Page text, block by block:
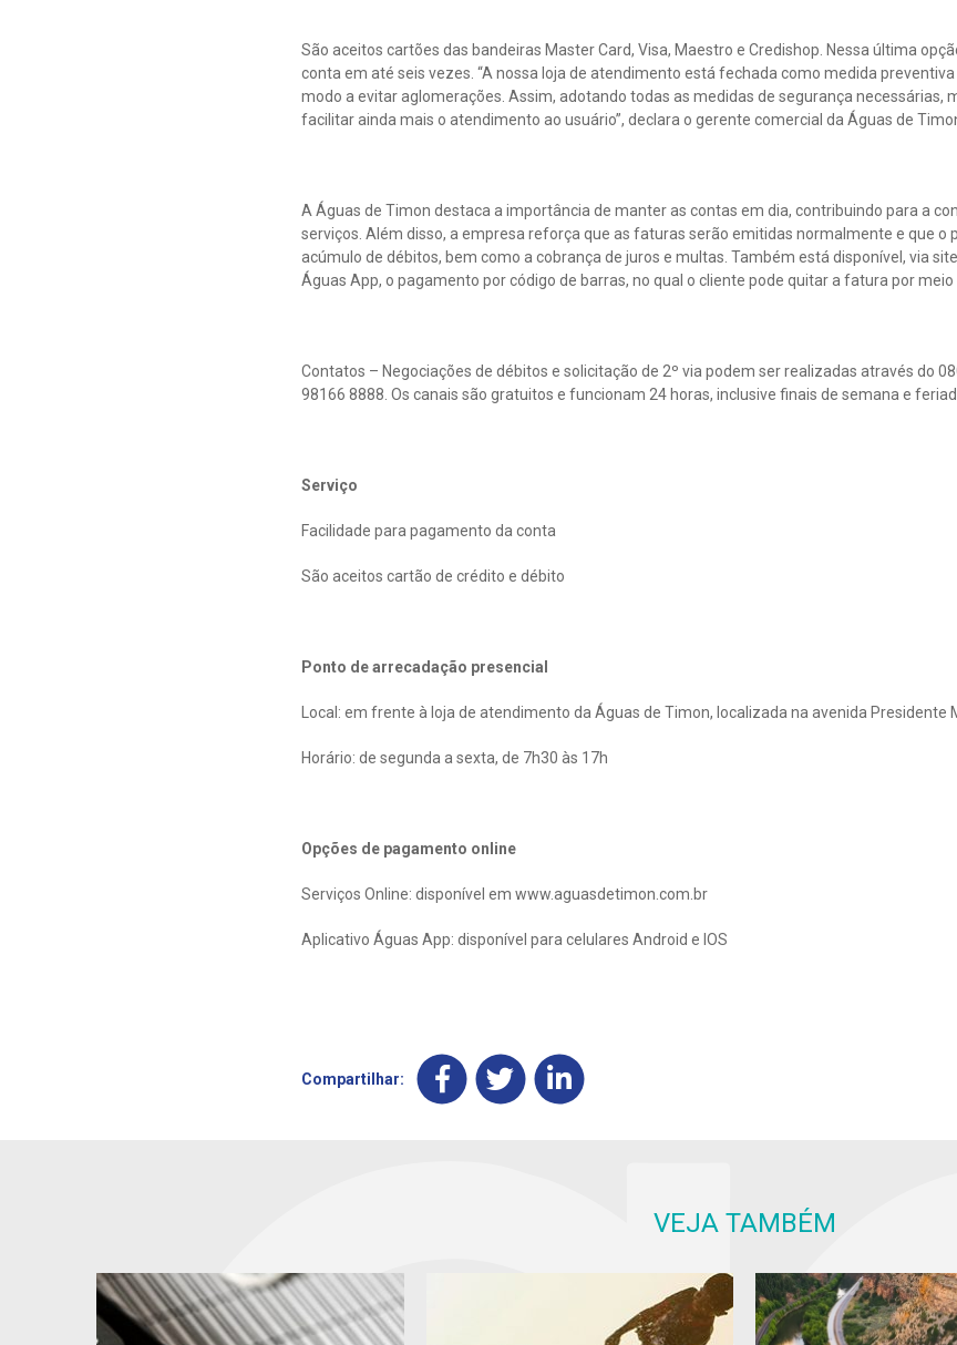
São aceitos cartões das bandeiras Master Card, Visa, Maestro e Credishop. Nessa última
conta em até seis vezes. “A nossa loja de atendimento está fechada como medida
modo a evitar aglomerações. Assim, adotando todas as medidas de segurança necessárias,
facilitar ainda mais o atendimento ao usuário”, declara o gerente comercial da Águas de
A Águas de Timon destaca a importância de manter as contas em dia, contribuindo para a
serviços. Além disso, a empresa reforça que as faturas serão emitidas normalmente e que o
acúmulo de débitos, bem como a cobrança de juros e multas. Também está disponível, via
Águas App, o pagamento por código de barras, no qual o cliente pode quitar a fatura por meio
Contatos – Negociações de débitos e solicitação de 2º via podem ser realizadas através do
98166 8888. Os canais são gratuitos e funcionam 24 horas, inclusive finais de semana e
Serviço
Facilidade para pagamento da conta
São aceitos cartão de crédito e débito
Ponto de arrecadação presencial
Local: em frente à loja de atendimento da Águas de Timon, localizada na avenida Presidente
Horário: de segunda a sexta, de 7h30 às 17h
Opções de pagamento online
Serviços Online: disponível em www.aguasdetimon.com.br
Aplicativo Águas App: disponível para celulares Android e IOS
Compartilhar:
VEJA TAMBÉM